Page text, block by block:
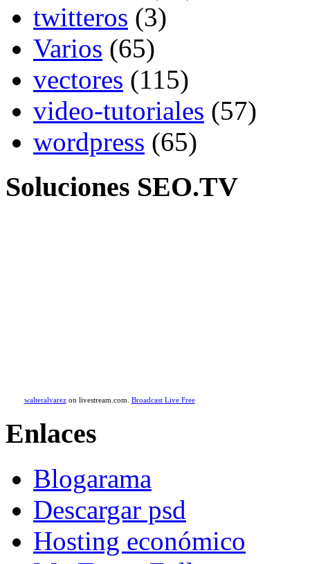
twitteros (3)
Varios (65)
vectores (115)
video-tutoriales (57)
wordpress (65)
Soluciones SEO.TV
walteralvarezon livestream.com. Broadcast Live Free
Enlaces
Blogarama
Descargar psd
Hosting económico